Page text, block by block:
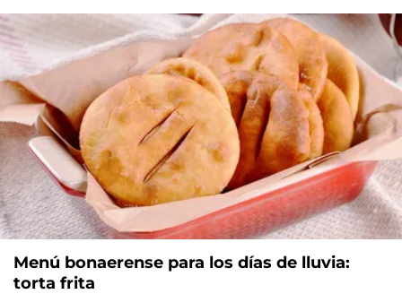
Menú bonaerense para los días de lluvia:
torta frita